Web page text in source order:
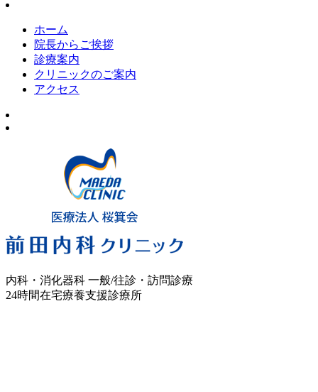
ホーム
院長からご挨拶
診療案内
クリニックのご案内
アクセス
内科・消化器科 一般/往診・訪問診療
24時間在宅療養支援診療所